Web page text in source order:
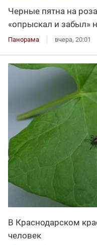
Черные пятна на
«опрыскал и забыл»
Панорама вчера, 20:01
В Краснодарском
человек